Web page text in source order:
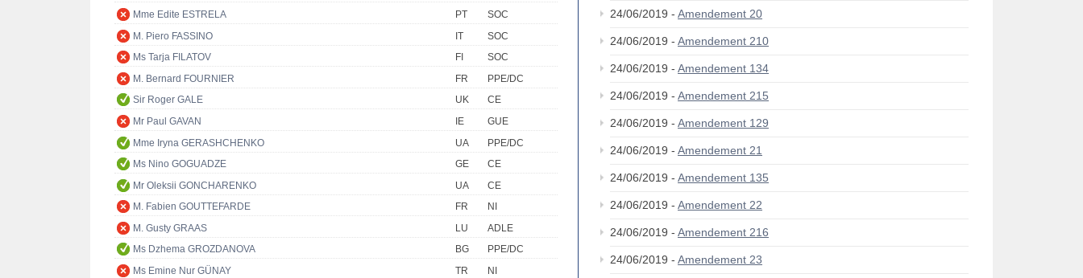
Mme Edite ESTRELA
PT
SOC
M. Piero FASSINO
IT
SOC
Ms Tarja FILATOV
FI
SOC
M. Bernard FOURNIER
FR
PPE/DC
Sir Roger GALE
UK
CE
Mr Paul GAVAN
IE
GUE
Mme Iryna GERASHCHENKO
UA
PPE/DC
Ms Nino GOGUADZE
GE
CE
Mr Oleksii GONCHARENKO
UA
CE
M. Fabien GOUTTEFARDE
FR
NI
M. Gusty GRAAS
LU
ADLE
Ms Dzhema GROZDANOVA
BG
PPE/DC
Ms Emine Nur GÜNAY
TR
NI
24/06/2019 - Amendement 20
24/06/2019 - Amendement 210
24/06/2019 - Amendement 134
24/06/2019 - Amendement 215
24/06/2019 - Amendement 129
24/06/2019 - Amendement 21
24/06/2019 - Amendement 135
24/06/2019 - Amendement 22
24/06/2019 - Amendement 216
24/06/2019 - Amendement 23